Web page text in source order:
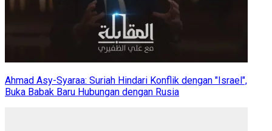
Ahmad Asy-Syaraa: Suriah Hindari Konflik dengan "Israel",
Buka Babak Baru Hubungan dengan Rusia